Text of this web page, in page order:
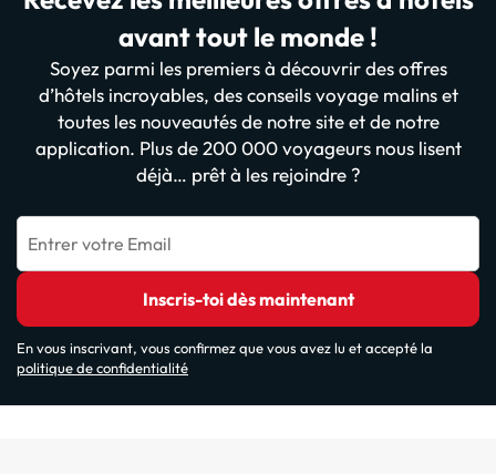
avant tout le monde !
Soyez parmi les premiers à découvrir des offres
d’hôtels incroyables, des conseils voyage malins et
toutes les nouveautés de notre site et de notre
application. Plus de 200 000 voyageurs nous lisent
déjà… prêt à les rejoindre ?
Entrer votre Email
Inscris-toi dès maintenant
En vous inscrivant, vous confirmez que vous avez lu et accepté la
politique de confidentialité